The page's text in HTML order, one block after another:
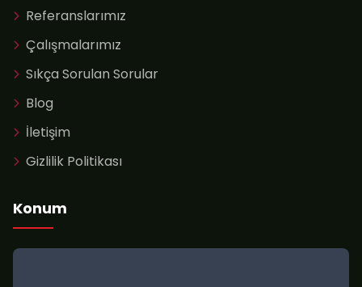
Referanslarımız
Çalışmalarımız
Sıkça Sorulan Sorular
Blog
İletişim
Gizlilik Politikası
Konum